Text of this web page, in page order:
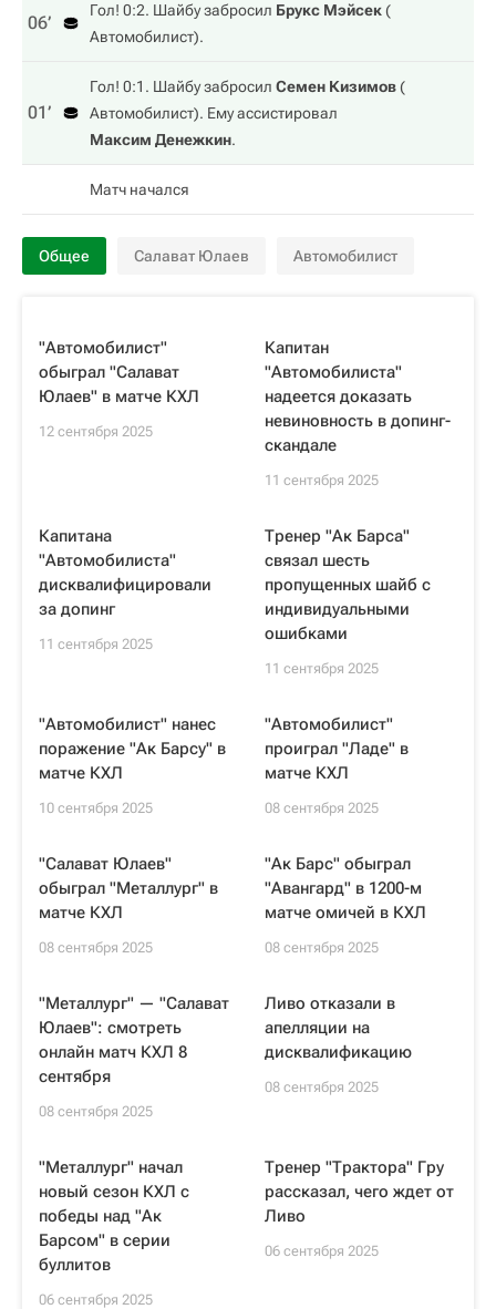
06‎’‎
Гол! 0:2. Шайбу забросил Брукс Мэйсек(
Автомобилист).
01‎’‎
Гол! 0:1. Шайбу забросил Семен Кизимов(
Автомобилист). Ему ассистировал
Максим Денежкин.
Матч начался
Общее Салават Юлаев Автомобилист
"Автомобилист"
обыграл "Салават
Юлаев" в матче КХЛ
12 сентября 2025
Капитан
"Автомобилиста"
надеется доказать
невиновность в допинг-
скандале
11 сентября 2025
Капитана
"Автомобилиста"
дисквалифицировали
за допинг
11 сентября 2025
Тренер "Ак Барса"
связал шесть
пропущенных шайб с
индивидуальными
ошибками
11 сентября 2025
"Автомобилист" нанес
поражение "Ак Барсу" в
матче КХЛ
10 сентября 2025
"Автомобилист"
проиграл "Ладе" в
матче КХЛ
08 сентября 2025
"Салават Юлаев"
обыграл "Металлург" в
матче КХЛ
08 сентября 2025
"Ак Барс" обыграл
"Авангард" в 1200-м
матче омичей в КХЛ
08 сентября 2025
"Металлург" — "Салават
Юлаев": смотреть
онлайн матч КХЛ 8
сентября
08 сентября 2025
Ливо отказали в
апелляции на
дисквалификацию
08 сентября 2025
"Металлург" начал
новый сезон КХЛ с
победы над "Ак
Барсом" в серии
буллитов
06 сентября 2025
Тренер "Трактора" Гру
рассказал, чего ждет от
Ливо
06 сентября 2025